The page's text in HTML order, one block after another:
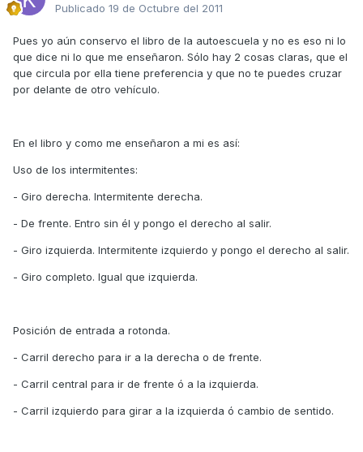
Publicado 19 de Octubre del 2011
Pues yo aún conservo el libro de la autoescuela y no es eso ni lo
que dice ni lo que me enseñaron. Sólo hay 2 cosas claras, que el
que circula por ella tiene preferencia y que no te puedes cruzar
por delante de otro vehículo.
En el libro y como me enseñaron a mi es así:
Uso de los intermitentes:
- Giro derecha. Intermitente derecha.
- De frente. Entro sin él y pongo el derecho al salir.
- Giro izquierda. Intermitente izquierdo y pongo el derecho al salir.
- Giro completo. Igual que izquierda.
Posición de entrada a rotonda.
- Carril derecho para ir a la derecha o de frente.
- Carril central para ir de frente ó a la izquierda.
- Carril izquierdo para girar a la izquierda ó cambio de sentido.